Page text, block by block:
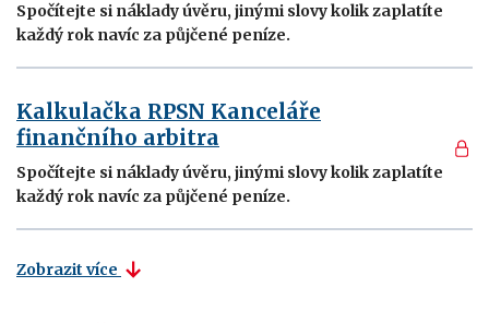
Spočítejte si náklady úvěru, jinými slovy kolik zaplatíte
každý rok navíc za půjčené peníze.
Kalkulačka RPSN Kanceláře
finančního arbitra
Spočítejte si náklady úvěru, jinými slovy kolik zaplatíte
každý rok navíc za půjčené peníze.
Zobrazit více